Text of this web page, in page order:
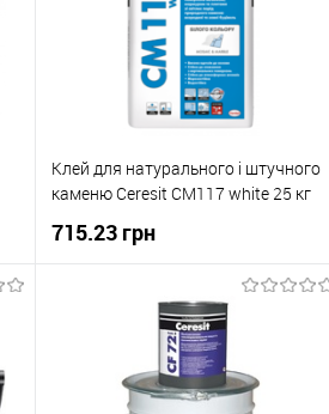
В вибране
Під
замовлення
Клей для натурального і штучного
каменю Ceresit CM117 white 25 кг
715.23 грн
В корзину
Купити в 1 клік
порівняння